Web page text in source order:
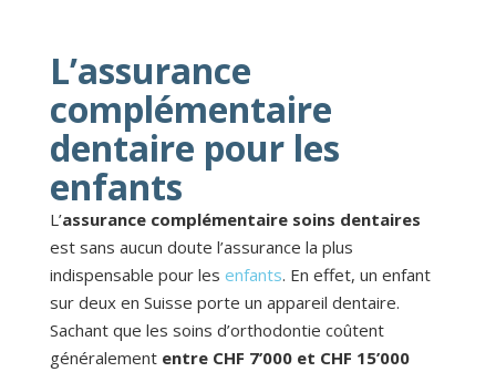
L’assurance
complémentaire
dentaire pour les
enfants
L’assurance complémentaire soins dentaires
est sans aucun doute l’assurance la plus
indispensable pour les enfants. En effet, un enfant
sur deux en Suisse porte un appareil dentaire.
Sachant que les soins d’orthodontie coûtent
généralement entre CHF 7’000 et CHF 15’000